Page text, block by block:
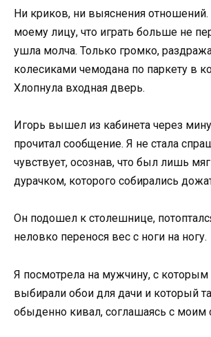
Ни криков, ни выяснения отношений.
моему лицу, что играть больше не
ушла молча. Только громко,
колесиками чемодана по паркету в
Хлопнула входная дверь.
Игорь вышел из кабинета через
прочитал сообщение. Я не стала
чувствует, осознав, что был лишь
дурачком, которого собирались
Он подошел к столешнице,
неловко перенося вес с ноги на ногу.
Я посмотрела на мужчину, с
выбирали обои для дачи и который
обыденно кивал, соглашаясь с моим